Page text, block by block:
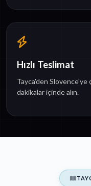
Hızlı Teslimat
Tayca'den
dakikalar içinde alın.